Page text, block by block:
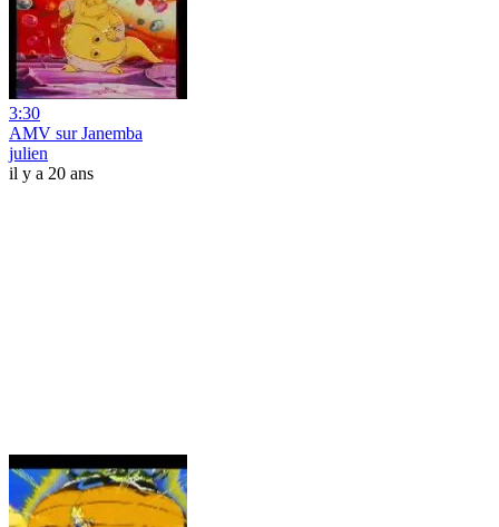
3:30
AMV sur Janemba
julien
il y a 20 ans